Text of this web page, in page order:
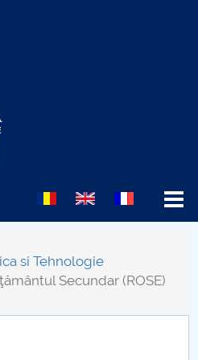
al Proiectelor
si Tehnologie
Secundar (ROSE)